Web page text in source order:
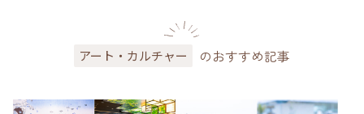
アート・カルチャー のおすすめ記事